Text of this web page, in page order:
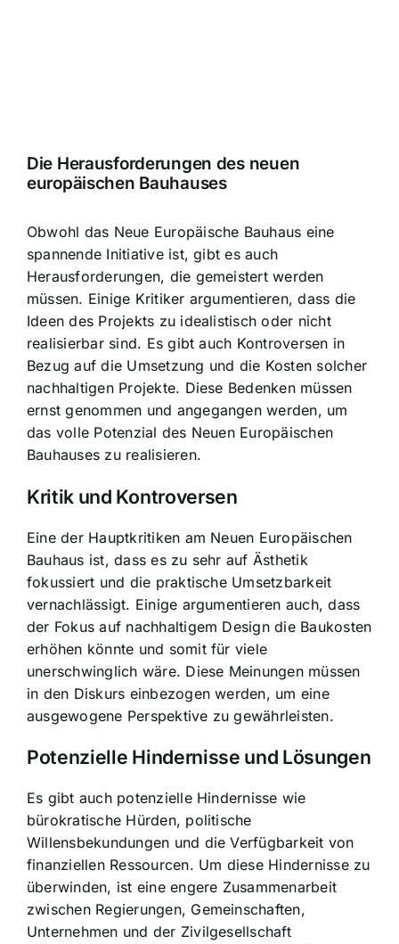
Die Herausforderungen des neuen
europäischen Bauhauses
Obwohl das Neue Europäische Bauhaus eine
spannende Initiative ist, gibt es auch
Herausforderungen, die gemeistert werden
müssen. Einige Kritiker argumentieren, dass die
Ideen des Projekts zu idealistisch oder nicht
realisierbar sind. Es gibt auch Kontroversen in
Bezug auf die Umsetzung und die Kosten solcher
nachhaltigen Projekte. Diese Bedenken müssen
ernst genommen und angegangen werden, um
das volle Potenzial des Neuen Europäischen
Bauhauses zu realisieren.
Kritik und Kontroversen
Eine der Hauptkritiken am Neuen Europäischen
Bauhaus ist, dass es zu sehr auf Ästhetik
fokussiert und die praktische Umsetzbarkeit
vernachlässigt. Einige argumentieren auch, dass
der Fokus auf nachhaltigem Design die Baukosten
erhöhen könnte und somit für viele
unerschwinglich wäre. Diese Meinungen müssen
in den Diskurs einbezogen werden, um eine
ausgewogene Perspektive zu gewährleisten.
Potenzielle Hindernisse und Lösungen
Es gibt auch potenzielle Hindernisse wie
bürokratische Hürden, politische
Willensbekundungen und die Verfügbarkeit von
finanziellen Ressourcen. Um diese Hindernisse zu
überwinden, ist eine engere Zusammenarbeit
zwischen Regierungen, Gemeinschaften,
Unternehmen und der Zivilgesellschaft